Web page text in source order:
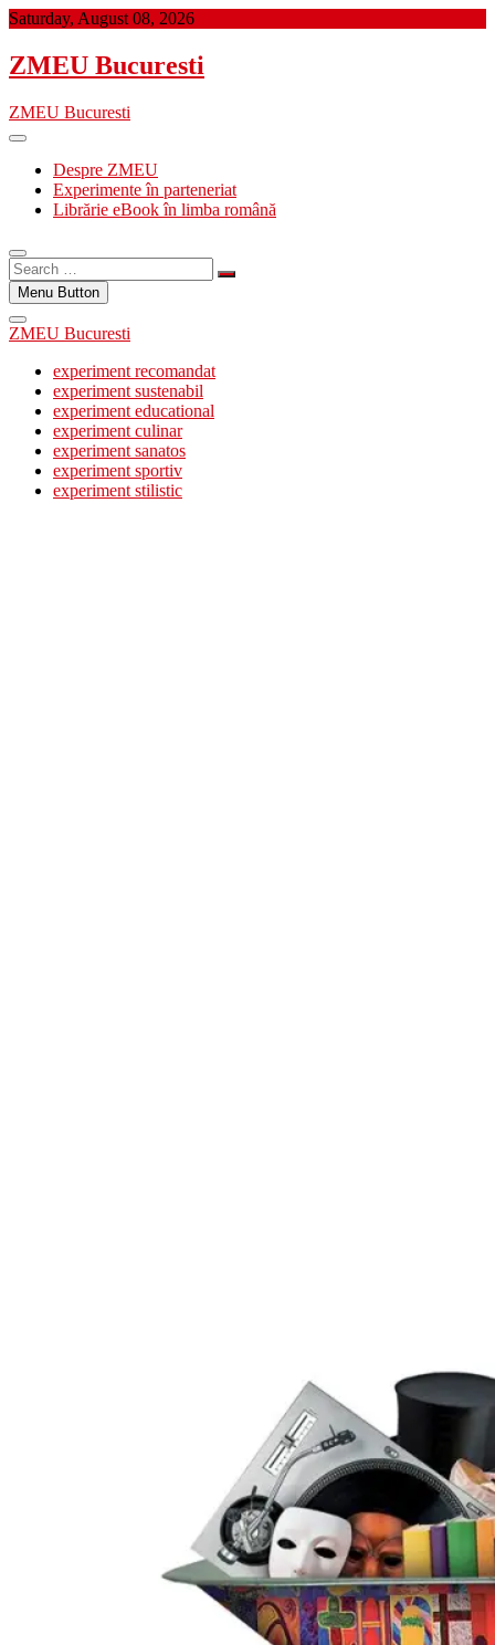
Skip
content
Saturday, August 08, 2026
ZMEU Bucuresti
ZMEU Bucuresti
Despre ZMEU
Experimente în parteneriat
Librărie eBook în limba română
Search
…Menu Button
ZMEU Bucuresti
experiment recomandat
experiment sustenabil
experiment educational
experiment culinar
experiment sanatos
experiment sportiv
experiment stilistic